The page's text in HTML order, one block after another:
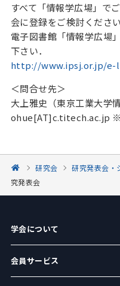
すべて「情報学広場」で
会に登録をご検討ください
電子図書館「情報学広場
下さい．
http://www.ipsj.or.jp/
＜問合せ先＞
大上雅史（東京工業大学
ohue[AT]c.titech.ac.jp
研究会 研究発表会・
究発表会
学会について
会員サービス